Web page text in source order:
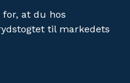
at du hos
til markedets